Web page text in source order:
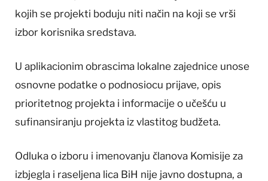
kojih se projekti boduju niti način na koji se vrši
izbor korisnika sredstava.
U aplikacionim obrascima lokalne zajednice unose
osnovne podatke o podnosiocu prijave, opis
prioritetnog projekta i informacije o učešću u
sufinansiranju projekta iz vlastitog budžeta.
Odluka o izboru i imenovanju članova Komisije za
izbjegla i raseljena lica BiH nije javno dostupna, a